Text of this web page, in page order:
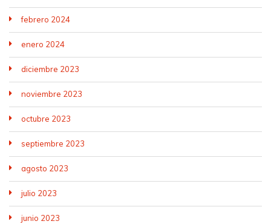
febrero 2024
enero 2024
diciembre 2023
noviembre 2023
octubre 2023
septiembre 2023
agosto 2023
julio 2023
junio 2023